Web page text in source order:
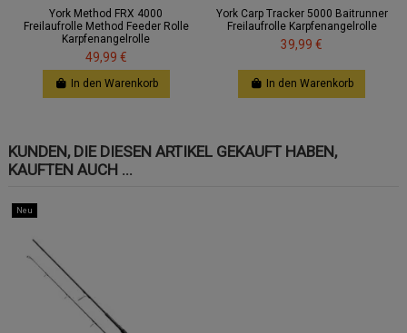
York Method FRX 4000
Freilaufrolle Method Feeder Rolle
Karpfenangelrolle
49,99 €
In den Warenkorb
York Carp Tracker 5000 Baitrunner
Freilaufrolle Karpfenangelrolle
39,99 €
In den Warenkorb
KUNDEN, DIE DIESEN ARTIKEL GEKAUFT HABEN,
KAUFTEN AUCH ...
Neu